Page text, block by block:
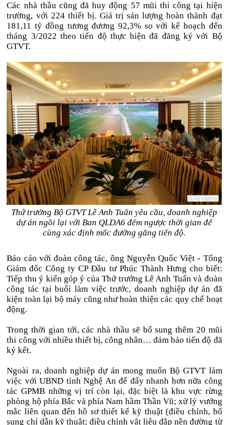
Các nhà thầu cũng đã huy động 57 mũi thi công tại hiện
trường, với 224 thiết bị. Giá trị sản lượng hoàn thành đạt
181,11 tỷ đồng tương đương 92,3% so với kế hoạch đến
tháng 3/2022 theo tiến độ thực hiện đã đăng ký với Bộ
GTVT.
Thứ trưởng Bộ GTVT Lê Anh Tuấn yêu cầu, doanh nghiệp
dự án ngồi lại với Ban QLDA6 đếm ngược thời gian để
cùng xác định mốc đường găng tiến độ.
Báo cáo với đoàn công tác, ông Nguyễn Quốc Việt - Tổng
Giám đốc Công ty CP Đầu tư Phúc Thành Hưng cho biết:
Tiếp thu ý kiến góp ý của Thứ trưởng Lê Anh Tuấn và đoàn
công tác tại buổi làm việc trước, doanh nghiệp dự án đã
kiện toàn lại bộ máy cũng như hoàn thiện các quy chế hoạt
động.
Trong thời gian tới, các nhà thầu sẽ bổ sung thêm 20 mũi
thi công với nhiều thiết bị, công nhân… đảm bảo tiến độ đã
ký kết.
Ngoài ra, doanh nghiệp dự án mong muốn Bộ GTVT làm
việc với UBND tỉnh Nghệ An để đẩy nhanh hơn nữa công
tác GPMB những vị trí còn lại, đặc biệt là khu vực rừng
phòng hộ phía Bắc và phía Nam hầm Thần Vũ; xử lý vướng
mắc liên quan đến hồ sơ thiết kế kỹ thuật (điều chỉnh, bổ
sung chỉ dẫn kỹ thuật; điều chỉnh vật liệu đắp nền đường từ